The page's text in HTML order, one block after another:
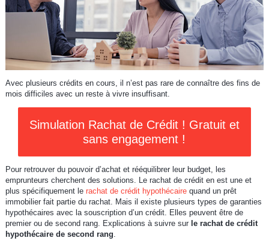
Avec plusieurs crédits en cours, il n’est pas rare de connaître des fins de
mois difficiles avec un reste à vivre insuffisant.
Simulation Rachat de Crédit ! Gratuit et
sans engagement !
Pour retrouver du pouvoir d’achat et rééquilibrer leur budget, les
emprunteurs cherchent des solutions. Le rachat de crédit en est une et
plus spécifiquement le rachat de crédit hypothécairequand un prêt
immobilier fait partie du rachat. Mais il existe plusieurs types de garanties
hypothécaires avec la souscription d’un crédit. Elles peuvent être de
premier ou de second rang. Explications à suivre sur le rachat de crédit
hypothécaire de second rang.